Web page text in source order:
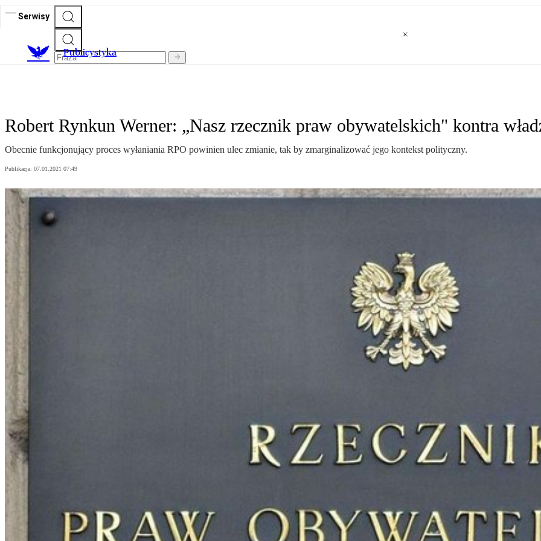
Serwisy
Publicystyka
Robert Rynkun Werner: „Nasz rzecznik praw obywatelskich" kontra
Obecnie funkcjonujący proces wyłaniania RPO powinien ulec zmianie, tak by zmarginalizować jego kontekst polityczny.
Publikacja: 07.01.2021 07:49